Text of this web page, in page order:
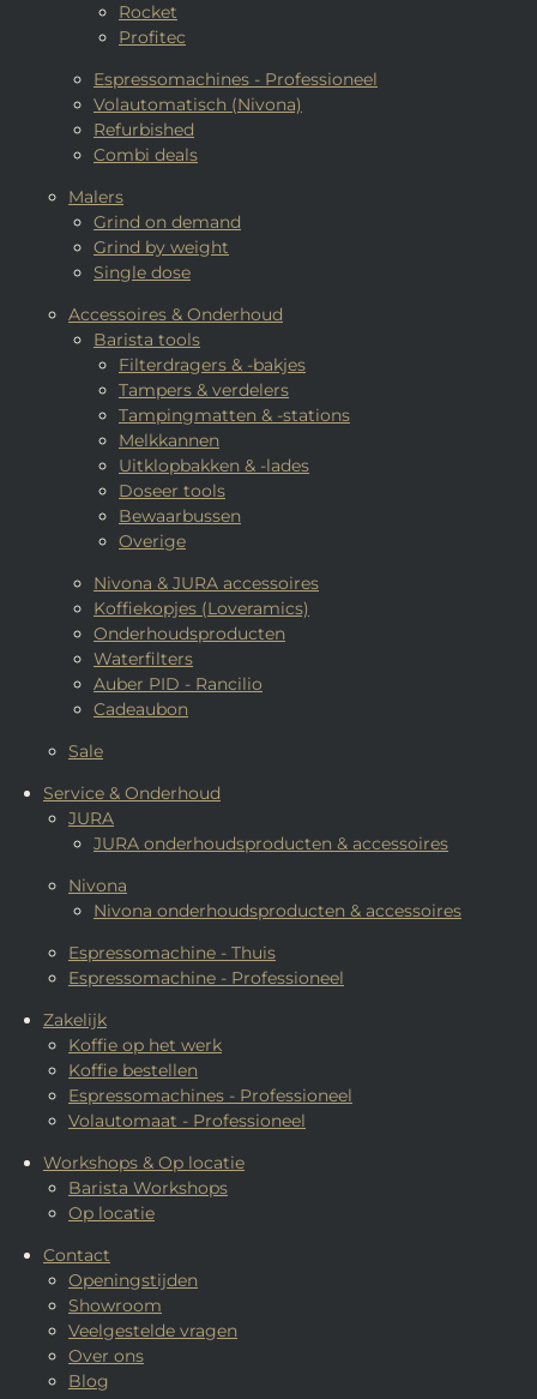
Rocket
Profitec
Espressomachines - Professioneel
Volautomatisch (Nivona)
Refurbished
Combi deals
Malers
Grind on demand
Grind by weight
Single dose
Accessoires & Onderhoud
Barista tools
Filterdragers & -bakjes
Tampers & verdelers
Tampingmatten & -stations
Melkkannen
Uitklopbakken & -lades
Doseer tools
Bewaarbussen
Overige
Nivona & JURA accessoires
Koffiekopjes (Loveramics)
Onderhoudsproducten
Waterfilters
Auber PID - Rancilio
Cadeaubon
Sale
Service & Onderhoud
JURA
JURA onderhoudsproducten & accessoires
Nivona
Nivona onderhoudsproducten & accessoires
Espressomachine - Thuis
Espressomachine - Professioneel
Zakelijk
Koffie op het werk
Koffie bestellen
Espressomachines - Professioneel
Volautomaat - Professioneel
Workshops & Op locatie
Barista Workshops
Op locatie
Contact
Openingstijden
Showroom
Veelgestelde vragen
Over ons
Blog